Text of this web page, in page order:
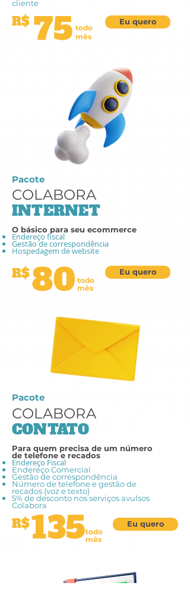
cliente
R$ 75 todo
mês
Eu quero
Pacote
COLABORA
INTERNET
O básico para seu ecommerce
Endereço fiscal
Gestão de correspondência
Hospedagem de website
R$80 todo
mês
Eu quero
Pacote
COLABORA
CONTATO
Para quem precisa de um número
de telefone e recados
Endereço Fiscal
Endereço Comercial
Gestão de correspondência
Número de telefone e gestão de
recados (voz e texto)
5% de desconto nos serviços avulsos
Colabora
R$135todo
mês
Eu quero